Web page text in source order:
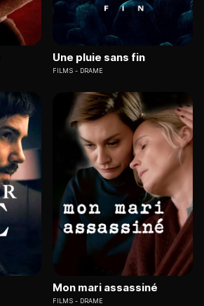
Une pluie sans fin
FILMS DRAME
Mon mari assassiné
FILMS DRAME